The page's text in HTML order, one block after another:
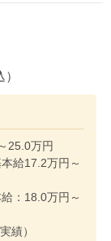
25.0万円
給17.2万円～
：18.0万円～
績）